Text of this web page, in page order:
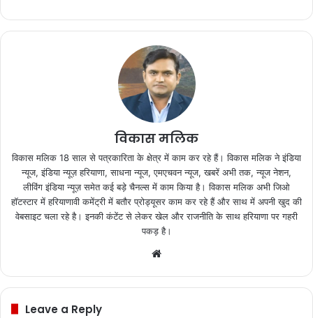
विकास मलिक
विकास मलिक 18 साल से पत्रकारिता के क्षेत्र में काम कर रहे हैं। विकास मलिक ने इंडिया
न्यूज, इंडिया न्यूज़ हरियाणा, साधना न्यूज, एमएचवन न्यूज, खबरें अभी तक, न्यूज नेशन,
लीविंग इंडिया न्यूज़ समेत कई बड़े चैनल्स में काम किया है। विकास मलिक अभी जिओ
हॉटस्टार में हरियाणावी कमेंट्री में बतौर प्रोड्यूसर काम कर रहे हैं और साथ में अपनी खुद की
वेबसाइट चला रहे है। इनकी कंटेंट से लेकर खेल और राजनीति के साथ हरियाणा पर गहरी
पकड़ है।
te
Leave a Reply